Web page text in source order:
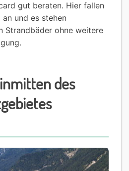
gut beraten. Hier fallen
und es stehen
Strandbäder ohne weitere
des